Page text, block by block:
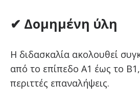
✔ Δομημένη ύλη
Η διδασκαλία ακολουθεί
από το επίπεδο Α1 έως το
περιττές επαναλήψεις.